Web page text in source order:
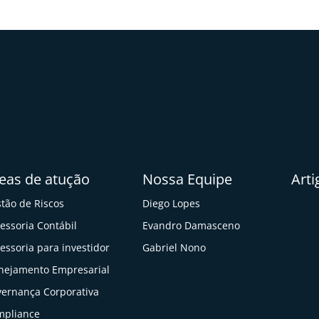
de atução
de Riscos
Contábil
para investidor
Empresarial
Corporativa
Nossa Equipe
Diego Lopes
Evandro Damasceno
Gabriel Nono